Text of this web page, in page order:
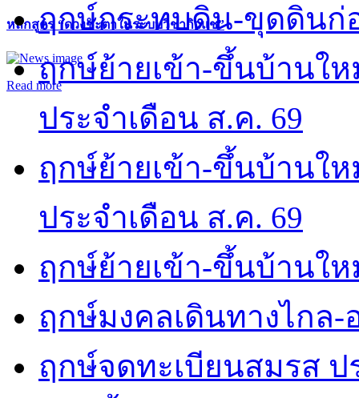
หลักสูตร “ดวงชะตาในระบบวิชากิวแช”
Read more
ฤกษ์กระทบดิน-ขุดดินก่
ฤกษ์ย้ายเข้า-ขึ้นบ้านใ
ประจำเดือน ส.ค. 69
ฤกษ์ย้ายเข้า-ขึ้นบ้านใ
ประจำเดือน ส.ค. 69
ฤกษ์ย้ายเข้า-ขึ้นบ้านให
ฤกษ์มงคลเดินทางไกล-
ฤกษ์จดทะเบียนสมรส ป